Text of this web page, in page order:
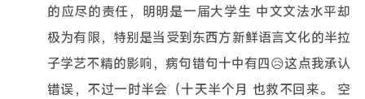
的应尽的责任，明明是一届大学生 中文文法水平却
极为有限，特别是当受到东西方新鲜语言文化的半拉
子学艺不精的影响，病句错句十中有四😥这点我承认
错误，不过一时半会（十天半个月 也救不回来。 空